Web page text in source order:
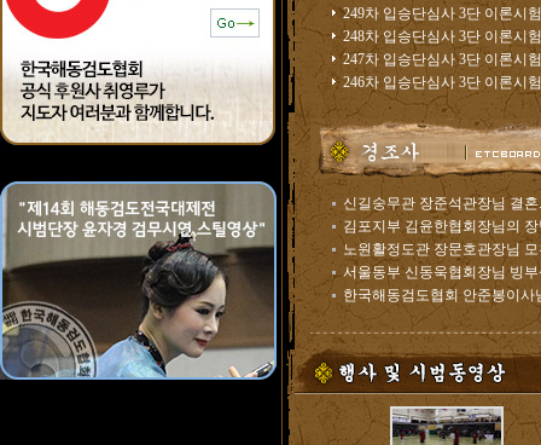
249차 입승단심사 3단 이론시
248차 입승단심사 3단 이론시
247차 입승단심사 3단 이론시
246차 입승단심사 3단 이론시
신길숭무관 장준석관장님 결혼
김포지부 김윤한협회장님의 장
노원활정도관 장문호관장님
서울동부 신동욱협회장님 빙부
한국해동검도협회 안준봉이사